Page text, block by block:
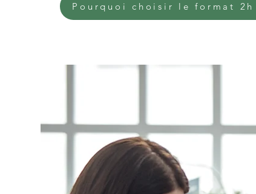
Pourquoi choisir le format 2h